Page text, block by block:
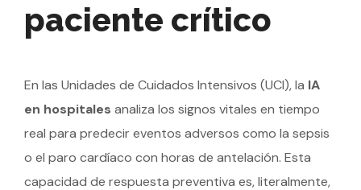
paciente crítico
En las Unidades de Cuidados Intensivos (UCI), la IA
en hospitales analiza los signos vitales en tiempo
real para predecir eventos adversos como la sepsis
o el paro cardíaco con horas de antelación. Esta
capacidad de respuesta preventiva es, literalmente,